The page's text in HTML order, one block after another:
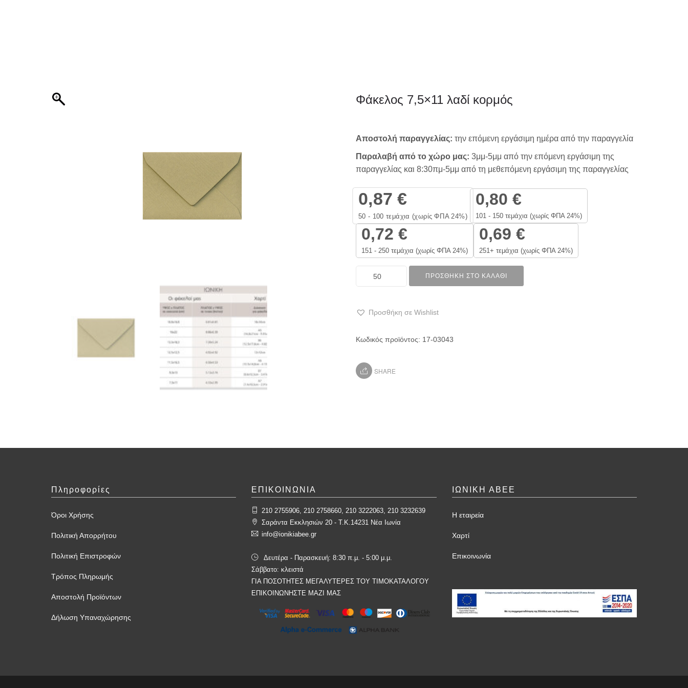
Εταιρειών/Τιμολογίων/
Ξενοδοχείων
Φάκελος 7,5×11 λαδί κορμός
Αποστολή παραγγελίας: την επόμενη εργάσιμη ημέρα από την παραγγελία
Παραλαβή από το χώρο μας: 3μμ-5μμ από την επόμενη εργάσιμη της
παραγγελίας και 8:30πμ-5μμ από τη μεθεπόμενη εργάσιμη της παραγγελίας
0,87€
50 - 100 τεμάχια (χωρίς ΦΠΑ 24%)
0,80 €
101 - 150 τεμάχια (χωρίς ΦΠΑ 24%)
0,72 €
151 - 250 τεμάχια (χωρίς ΦΠΑ 24%)
0,69 €
251+ τεμάχια (χωρίς ΦΠΑ 24%)
ΠΡΟΣΘΉΚΗ ΣΤΟ ΚΑΛΆΘΙ
Προσθήκη σε Wishlist
Κωδικός προϊόντος: 17-03043
SHARE
Πληροφορίες
Όροι Χρήσης
Πολιτική Απορρήτου
Πολιτική Επιστροφών
Τρόπος Πληρωμής
Αποστολή Προϊόντων
Δήλωση Υπαναχώρησης
ΕΠΙΚΟΙΝΩΝΙΑ
210 2755906, 210 2758660, 210 3222063, 210 3232639
Σαράντα Εκκλησιών 20 - T.K.14231 Νέα Ιωνία
info@ionikiabee.gr
Δευτέρα - Παρασκευή: 8:30 π.μ. - 5:00 μ.μ.
Σάββατο: κλειστά
ΓΙΑ ΠΟΣΟΤΗΤΕΣ ΜΕΓΑΛΥΤΕΡΕΣ ΤΟΥ ΤΙΜΟΚΑΤΑΛΟΓΟΥ
ΕΠΙΚΟΙΝΩΝΗΣΤΕ ΜΑΖΙ ΜΑΣ
ΙΩΝΙΚΗ ΑΒΕΕ
Η εταιρεία
Χαρτί
Επικοινωνία